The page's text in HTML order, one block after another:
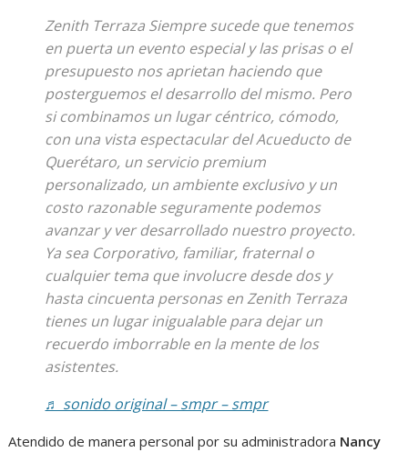
Zenith Terraza Siempre sucede que tenemos
en puerta un evento especial y las prisas o el
presupuesto nos aprietan haciendo que
posterguemos el desarrollo del mismo. Pero
si combinamos un lugar céntrico, cómodo,
con una vista espectacular del Acueducto de
Querétaro, un servicio premium
personalizado, un ambiente exclusivo y un
costo razonable seguramente podemos
avanzar y ver desarrollado nuestro proyecto.
Ya sea Corporativo, familiar, fraternal o
cualquier tema que involucre desde dos y
hasta cincuenta personas en Zenith Terraza
tienes un lugar inigualable para dejar un
recuerdo imborrable en la mente de los
asistentes.
♬ sonido original – smpr – smpr
Atendido de manera personal por su administradora Nancy